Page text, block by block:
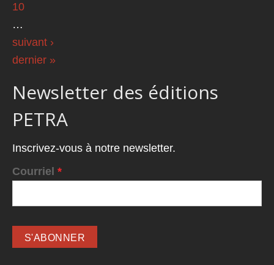
10
…
suivant ›
dernier »
Newsletter des éditions
PETRA
Inscrivez-vous à notre newsletter.
Courriel *